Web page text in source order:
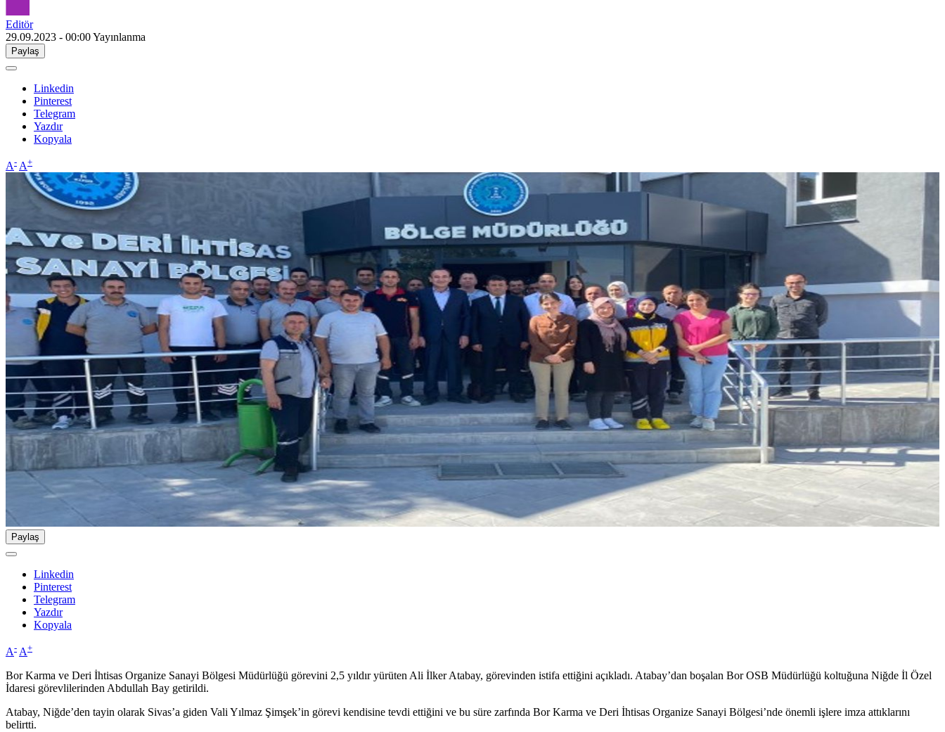
Editör
29.09.2023 - 00:00Yayınlanma
Paylaş
Linkedin
Pinterest
Telegram
Yazdır
Kopyala
A- A+
Paylaş
Linkedin
Pinterest
Telegram
Yazdır
Kopyala
A- A+
Bor Karma ve Deri İhtisas Organize Sanayi Bölgesi Müdürlüğü görevini 2,5 yıldır yürüten Ali İlker Atabay, görevinden istifa ettiğini açıkladı. Atabay’dan boşalan Bor OSB Müdürlüğü koltuğuna Niğde İl Özel
İdaresi görevlilerinden Abdullah Bay getirildi.
Atabay, Niğde’den tayin olarak Sivas’a giden Vali Yılmaz Şimşek’in görevi kendisine tevdi ettiğini ve bu süre zarfında Bor Karma ve Deri İhtisas Organize Sanayi Bölgesi’nde önemli işlere imza attıklarını
belirtti.